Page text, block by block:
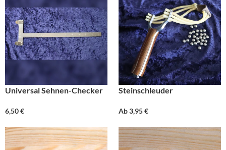
Universal Sehnen-Checker
6,50€
Steinschleuder
Ab3,95€